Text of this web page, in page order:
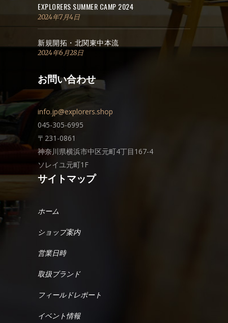
EXPLORERS SUMMER CAMP 2024
2024年7月4日
新規開拓・北関東中本流
2024年6月28日
お問い合わせ
info.jp@explorers.shop
045-305-6995
〒231-0861
神奈川県横浜市中区元町4丁目167-4
ソレイユ元町1F
サイトマップ
ホーム
ショップ案内
営業日時
取扱ブランド
フィールドレポート
イベント情報